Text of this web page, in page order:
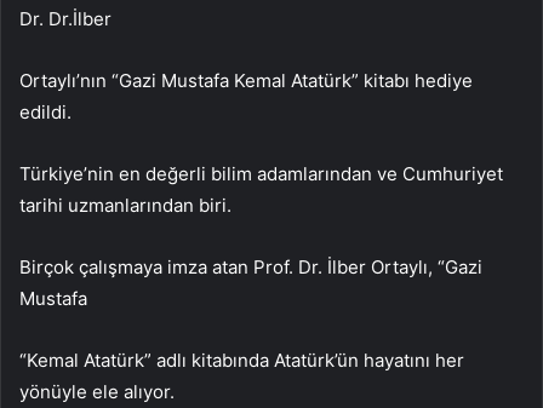
Dr. Dr.İlber
Ortaylı’nın “Gazi Mustafa Kemal Atatürk” kitabı hediye
edildi.
Türkiye’nin en değerli bilim adamlarından ve Cumhuriyet
tarihi uzmanlarından biri.
Birçok çalışmaya imza atan Prof. Dr. İlber Ortaylı, “Gazi
Mustafa
“Kemal Atatürk” adlı kitabında Atatürk’ün hayatını her
yönüyle ele alıyor.